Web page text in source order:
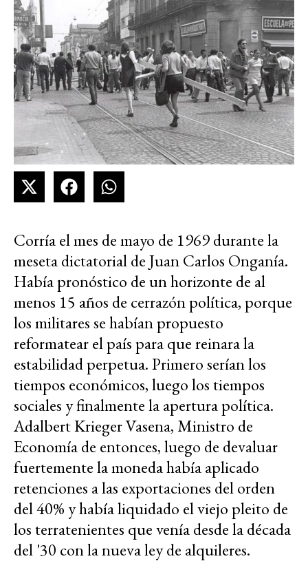
Corría el mes de mayo de 1969 durante la
meseta dictatorial de Juan Carlos Onganía.
Había pronóstico de un horizonte de al
menos 15 años de cerrazón política, porque
los militares se habían propuesto
reformatear el país para que reinara la
estabilidad perpetua. Primero serían los
tiempos económicos, luego los tiempos
sociales y finalmente la apertura política.
Adalbert Krieger Vasena, Ministro de
Economía de entonces, luego de devaluar
fuertemente la moneda había aplicado
retenciones a las exportaciones del orden
del 40% y había liquidado el viejo pleito de
los terratenientes que venía desde la década
del '30 con la nueva ley de alquileres.